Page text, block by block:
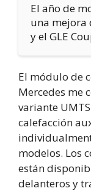
El año de
una mejora
y el GLE
El módulo de
Mercedes me
variante
calefacción
modelos. Los
están
delanteros y